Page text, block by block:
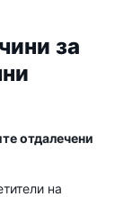
за
отдалечени
на